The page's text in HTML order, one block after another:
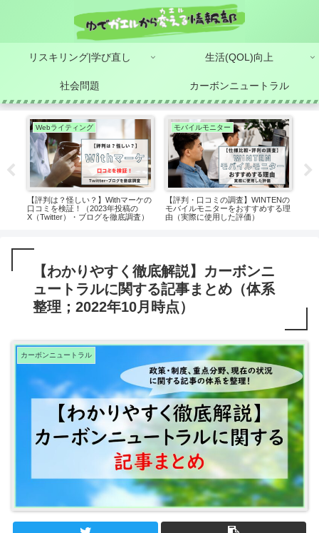
リスキリング|学び直し 生活(QOL)向上
社会問題 カーボンニュートラル
Webライティング
【評判は？怪しい？】Withマーケの
口コミを検証！（2023年投稿の
X（Twitter）・ブログを徹底調査）
モバイルモニター
【評判・口コミの調査】WINTENの
モバイルモニターをおすすめする理
由（実際に使用した評価）
【わかりやすく徹底解説】カーボンニ
ュートラルに関する記事まとめ（体系
整理；2022年10月時点）
カーボンニュートラル